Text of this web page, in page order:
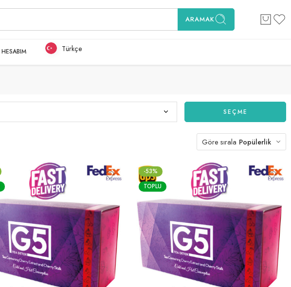
ARAMAK
HESABIM Türkçe
SEÇME
Göre sırala Popülerlik
-53%
TOPLU